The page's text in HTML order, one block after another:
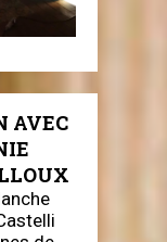
AVEC